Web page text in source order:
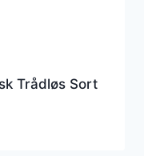
Trådløs Sort